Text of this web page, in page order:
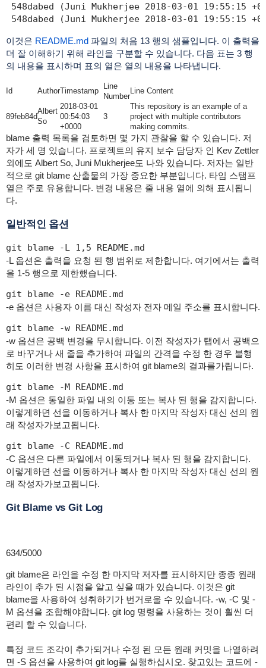
548dabed (Juni Mukherjee 2018-03-01 19:55:15
548dabed (Juni Mukherjee 2018-03-01
이것은 README.md파일의 처음 13 행의 샘플입니다. 이 출력을
더 잘 이해하기 위해 라인을 구분할 수 있습니다. 다음 표는 3 행
의 내용을 표시하며 표의 열은 열의 내용을 나타냅니다.
Id AuthorTimestamp
Line
Number
Line Content
89feb84d
Albert
So
2018-03-01
00:54:03
+0000
3
This repository is an example of a
project with multiple contributors
making commits.
blame 출력 목록을 검토하면 몇 가지 관찰을 할 수 있습니다. 저
자가 세 명 있습니다. 프로젝트의 유지 보수 담당자 인 Kev Zettler
외에도 Albert So, Juni Mukherjee도 나와 있습니다. 저자는 일반
적으로 git blame 산출물의 가장 중요한 부분입니다. 타임 스탬프
열은 주로 유용합니다. 변경 내용은 줄 내용 열에 의해 표시됩니
다.
일반적인 옵션
git blame -L 1,5 README.md
-L 옵션은 출력을 요청 된 행 범위로 제한합니다. 여기에서는 출력
을 1-5 행으로 제한했습니다.
git blame -e README.md
-e 옵션은 사용자 이름 대신 작성자 전자 메일 주소를 표시합니다.
git blame -w README.md
-w 옵션은 공백 변경을 무시합니다. 이전 작성자가 탭에서 공백으
로 바꾸거나 새 줄을 추가하여 파일의 간격을 수정 한 경우 불행
히도 이러한 변경 사항을 표시하여 git blame의 결과를가립니다.
git blame -M README.md
-M 옵션은 동일한 파일 내의 이동 또는 복사 된 행을 감지합니다.
이렇게하면 선을 이동하거나 복사 한 마지막 작성자 대신 선의 원
래 작성자가보고됩니다.
git blame -C README.md
-C 옵션은 다른 파일에서 이동되거나 복사 된 행을 감지합니다.
이렇게하면 선을 이동하거나 복사 한 마지막 작성자 대신 선의 원
래 작성자가보고됩니다.
Git Blame vs Git Log
634/5000
git blame은 라인을 수정 한 마지막 저자를 표시하지만 종종 원래
라인이 추가 된 시점을 알고 싶을 때가 있습니다. 이것은 git
blame을 사용하여 성취하기가 번거로울 수 있습니다. -w, -C 및 -
M 옵션을 조합해야합니다. git log 명령을 사용하는 것이 훨씬 더
편리 할 수 있습니다.
특정 코드 조각이 추가되거나 수정 된 모든 원래 커밋을 나열하려
면 -S 옵션을 사용하여 git log를 실행하십시오. 찾고있는 코드에 -